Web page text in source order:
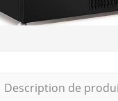
Description de